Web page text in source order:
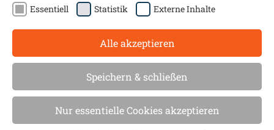
Informationsveranstaltung
Geschossdecke dämmen.
Essentiell Statistik Externe Inhalte
Alle akzeptieren
Speichern & schließen
Nur essentielle Cookies akzeptieren